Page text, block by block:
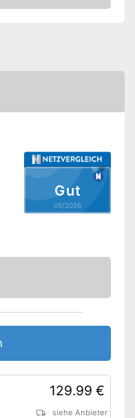
Gut
05/2026
129.99 €
siehe Anbieter